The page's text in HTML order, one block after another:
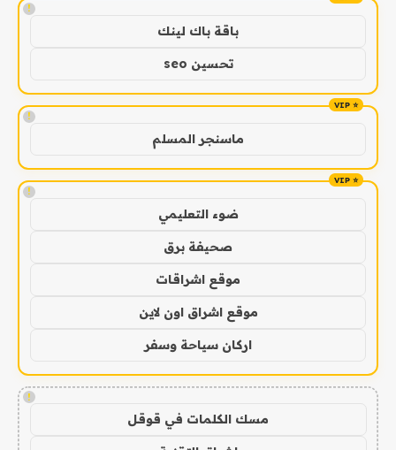
!
باقة باك لينك
تحسين seo
!
ماسنجر المسلم
!
ضوء التعليمي
صحيفة برق
موقع اشراقات
موقع اشراق اون لاين
اركان سياحة وسفر
!
مسك الكلمات في قوقل